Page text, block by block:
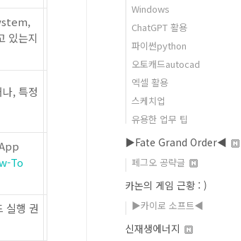
있는지
, 특정
To
실행 권
Windows
ChatGPT 활용
파이썬python
오토캐드autocad
엑셀 활용
스케치업
유용한 업무 팁
▶Fate Grand Order◀
페그오 공략글
카논의 게임 근황 : )
▶카이로 소프트◀
신재생에너지